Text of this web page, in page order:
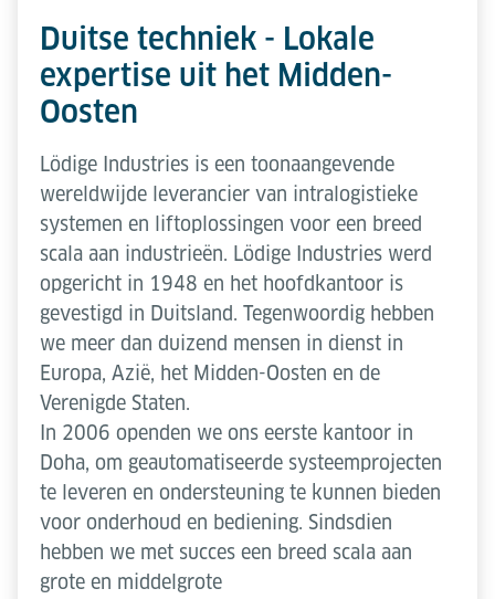
Duitse techniek - Lokale
expertise uit het Midden-
Oosten
Lödige Industries is een toonaangevende
wereldwijde leverancier van intralogistieke
systemen en liftoplossingen voor een breed
scala aan industrieën. Lödige Industries werd
opgericht in 1948 en het hoofdkantoor is
gevestigd in Duitsland. Tegenwoordig hebben
we meer dan duizend mensen in dienst in
Europa, Azië, het Midden-Oosten en de
Verenigde Staten.
In 2006 openden we ons eerste kantoor in
Doha, om geautomatiseerde systeemprojecten
te leveren en ondersteuning te kunnen bieden
voor onderhoud en bediening. Sindsdien
hebben we met succes een breed scala aan
grote en middelgrote